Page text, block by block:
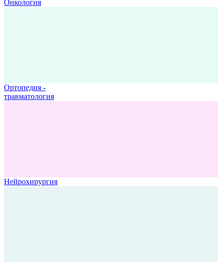
Онкология
Ортопедия -
травматология
Нейрохирургия